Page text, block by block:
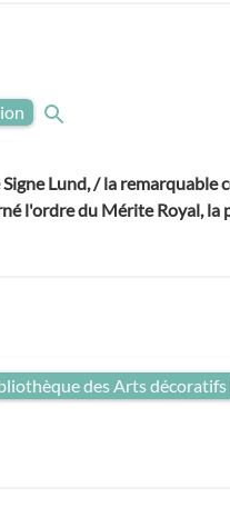
Lund, / la
l'ordre du Mérite Royal,
des Arts décoratifs